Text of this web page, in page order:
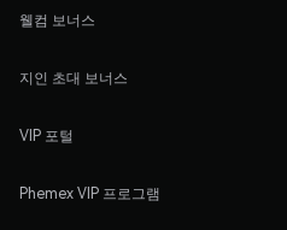
웰컴 보너스
지인 초대 보너스
VIP 포털
Phemex VIP 프로그램